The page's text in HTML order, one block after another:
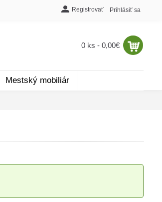
Registrovať Prihlásiť sa
0 ks - 0,00€
Mestský mobiliár